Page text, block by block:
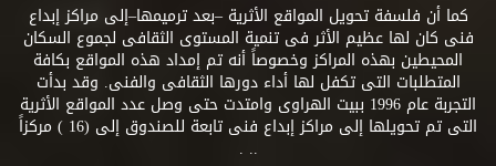
كما أن فلسفة تحويل المواقع الأثرية –بعد ترميمها–إلى مراكز إبداع
فنى كان لها عظيم الأثر فى تنمية المستوى الثقافى لجموع السكان
المحيطين بهذه المراكز وخصوصاً أنه تم إمداد هذه المواقع بكافة
المتطلبات التى تكفل لها أداء دورها الثقافى والفنى. وقد بدأت
التجربة عام 1996 ببيت الهراوى وامتدت حتى وصل عدد المواقع الأثرية
التى تم تحويلها إلى مراكز إبداع فنى تابعة للصندوق إلى (16 ) مركزاً
.. .